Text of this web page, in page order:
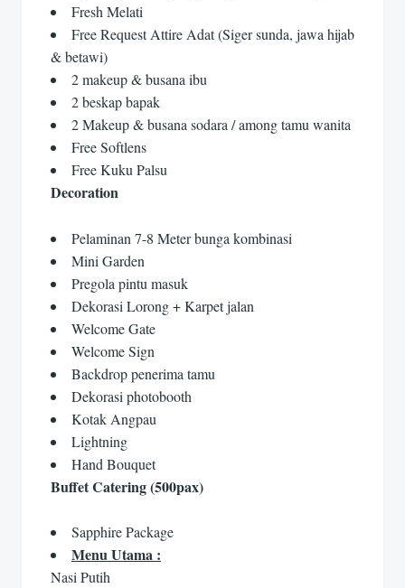
Fresh Melati
Free Request Attire Adat (Siger sunda, jawa hijab
& betawi)
2 makeup & busana ibu
2 beskap bapak
2 Makeup & busana sodara / among tamu wanita
Free Softlens
Free Kuku Palsu
Decoration
Pelaminan 7-8 Meter bunga kombinasi
Mini Garden
Pregola pintu masuk
Dekorasi Lorong + Karpet jalan
Welcome Gate
Welcome Sign
Backdrop penerima tamu
Dekorasi photobooth
Kotak Angpau
Lightning
Hand Bouquet
Buffet Catering (500pax)
Sapphire Package
Menu Utama :
Nasi Putih